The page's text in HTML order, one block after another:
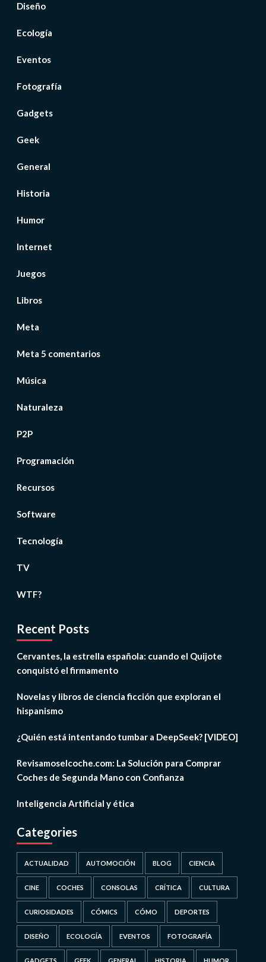
Diseño
Ecología
Eventos
Fotografía
Gadgets
Geek
General
Historia
Humor
Internet
Juegos
Libros
Meta
Meta 5 comentarios
Música
Naturaleza
P2P
Programación
Recursos
Software
Tecnología
TV
WTF?
Recent Posts
Cervantes, la estrella española: cuando el Quijote
conquistó el firmamento
Novelas y libros de ciencia ficción que exploran el
hispanismo
¿Quién está intentando tumbar a DeepSeek? [VIDEO]
Revisamoselcoche.com: La Solución para Comprar
Coches de Segunda Mano con Confianza
Inteligencia Artificial y ética
Categories
ACTUALIDAD AUTOMOCIÓN BLOG CIENCIA
CINE COCHES CONSOLAS CRÍTICA CULTURA
CURIOSIDADES CÓMICS CÓMO DEPORTES
DISEÑO ECOLOGÍA EVENTOS FOTOGRAFÍA